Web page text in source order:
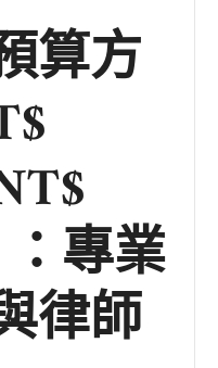
算方
專業
律師